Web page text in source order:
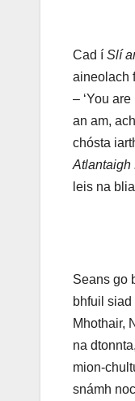
Cad í Slí
aineolach
– ‘You
an am,
chósta
Atlantaigh
leis na
Seans go
bhfuil
Mhothair,
na
mion-
snámh